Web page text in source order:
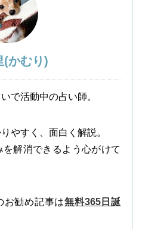
(かむり)
で活動中の占い師。
やすく、面白く解説。
解消できるよう心がけて
お勧め記事は無料365日誕